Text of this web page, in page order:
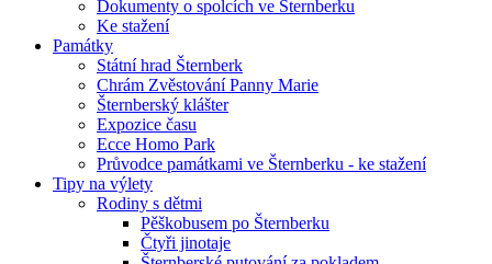
Dokumenty o spolcích ve Šternberku
Ke stažení
Památky
Státní hrad Šternberk
Chrám Zvěstování Panny Marie
Šternberský klášter
Expozice času
Ecce Homo Park
Průvodce památkami ve Šternberku - ke stažení
Tipy na výlety
Rodiny s dětmi
Pěškobusem po Šternberku
Čtyři jinotaje